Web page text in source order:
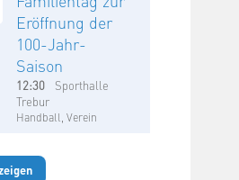
Eröffnung der
100-Jahr-
Saison
12:30
Sporthalle
Trebur
Handball, Verein